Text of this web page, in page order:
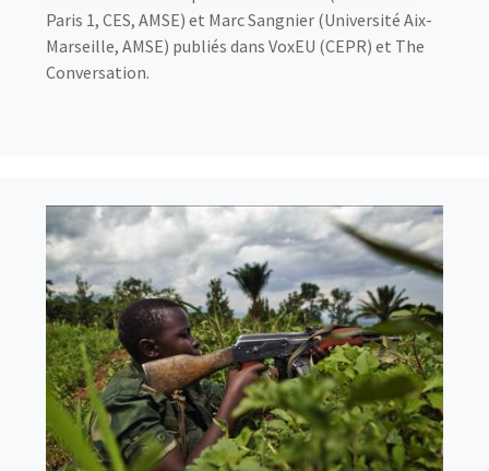
Paris 1, CES, AMSE) et Marc Sangnier (Université Aix-
Marseille, AMSE) publiés dans VoxEU (CEPR) et The
Conversation.